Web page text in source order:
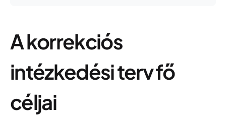
A korrekciós
intézkedési terv fő
céljai